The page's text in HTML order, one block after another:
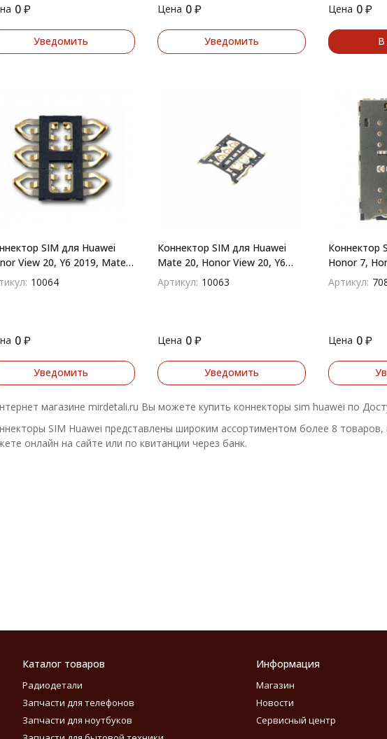
0 ₽
Уведомить
Цена 0 ₽
Уведомить
Цена 0 ₽
В
SIM для Huawei
View 20, Y6 2019, Mate
P30, P30 Lite, P Smart 2019,
Z
10064
0 ₽
Уведомить
Коннектор SIM для Huawei
Mate 20, Honor View 20, Y6
2019, P30, P30 Lite, P Smart
2019
Артикул: 10063
Цена 0 ₽
Уведомить
Коннектор
Honor 7,
P9 Plus,
Артикул:
Цена 0 ₽
магазине mirdetali.ru Вы можете купить коннекторы sim huawei по
SIM Huawei представлены широким ассортиментом более 8
онлайн на сайте или по квитанции через банк.
Каталог товаров
Радиодетали
Запчасти для телефонов
Запчасти для ноутбуков
Информация
Магазин
Новости
Сервисный центр